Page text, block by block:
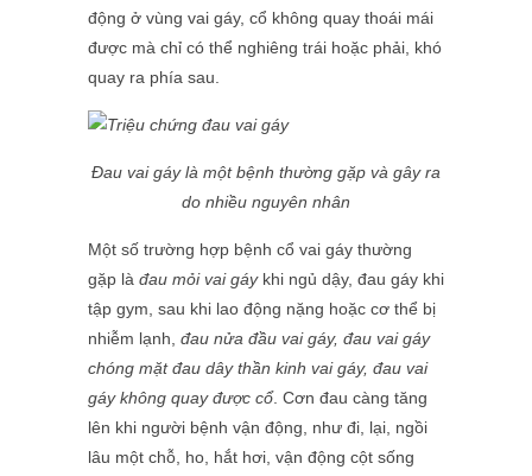
động ở vùng vai gáy, cổ không quay thoái mái
được mà chỉ có thể nghiêng trái hoặc phải, khó
quay ra phía sau.
Đau vai gáy là một bệnh thường gặp và gây ra
do nhiều nguyên nhân
Một số trường hợp bệnh cổ vai gáy thường
gặp là đau mỏi vai gáy khi ngủ dậy, đau gáy khi
tập gym, sau khi lao động nặng hoặc cơ thể bị
nhiễm lạnh, đau nửa đầu vai gáy, đau vai gáy
chóng mặt đau dây thần kinh vai gáy, đau vai
gáy không quay được cổ. Cơn đau càng tăng
lên khi người bệnh vận động, như đi, lại, ngồi
lâu một chỗ, ho, hắt hơi, vận động cột sống